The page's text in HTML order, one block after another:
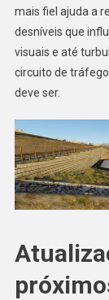
mais fiel ajuda a
desníveis que
visuais e até
circuito de
deve ser.